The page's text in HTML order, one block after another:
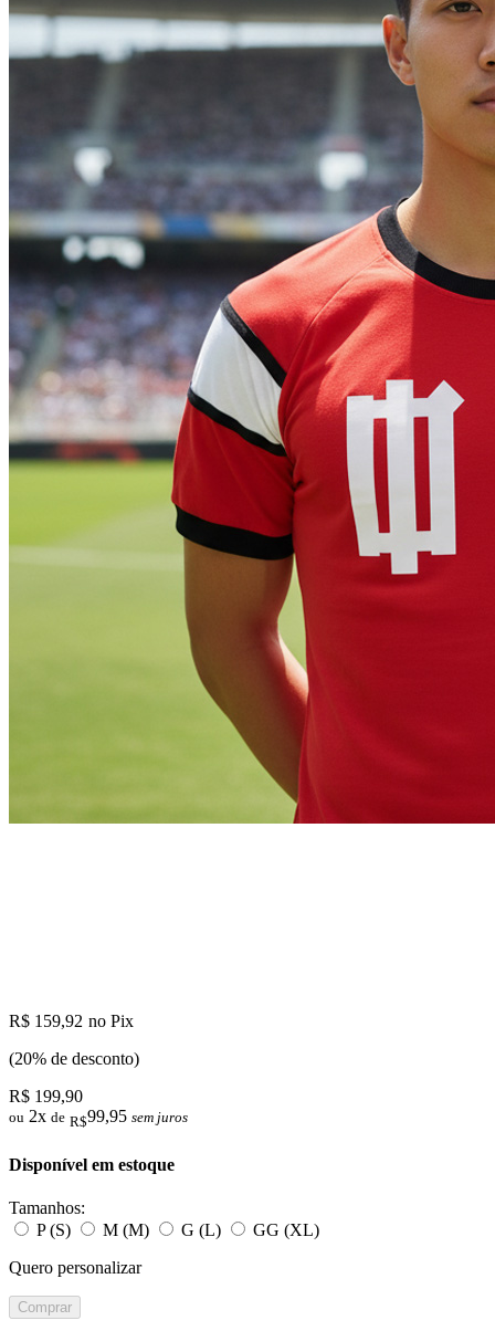
R$ 159,92 no Pix
(20% de desconto)
R$ 199,90
ou 2x de R$99,95 sem juros
Disponível em estoque
Tamanhos:
P (S)
M (M) G (L)
GG (XL)
Quero personalizar
Comprar